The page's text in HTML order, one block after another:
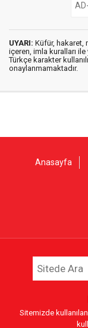
UYARI: Küfür, hakaret,
içeren, imla kuralları ile
Türkçe karakter
onaylanmamaktadır.
Anasayfa
Sitemizde